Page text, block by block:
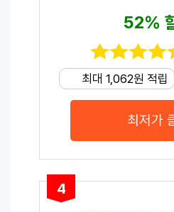
52%
최대 1,062원 적립
최저가
4